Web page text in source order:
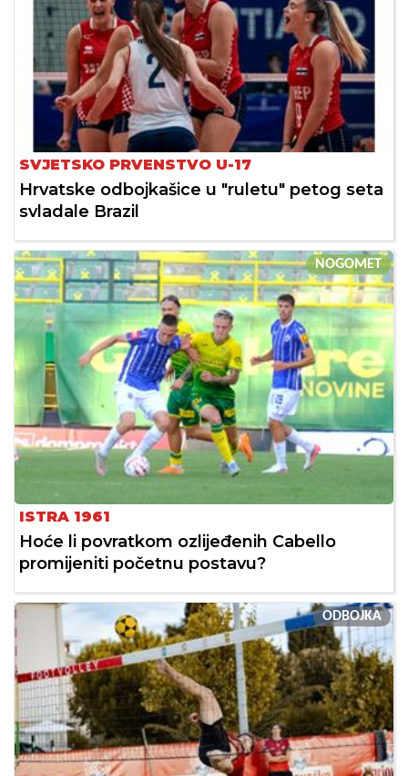
SVJETSKO PRVENSTVO U-17
Hrvatske odbojkašice u "ruletu" petog seta
svladale Brazil
NOGOMET
ISTRA 1961
Hoće li povratkom ozlijeđenih Cabello
promijeniti početnu postavu?
ODBOJKA